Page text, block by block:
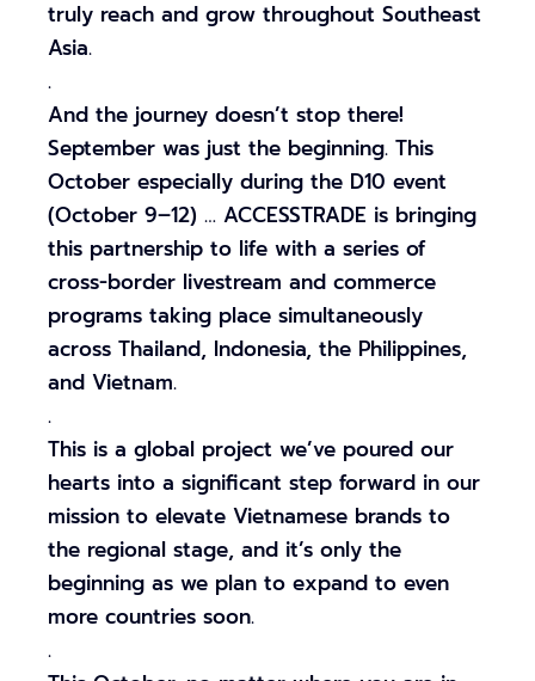
truly reach and grow throughout Southeast
Asia.
.
And the journey doesn’t stop there!
September was just the beginning. This
October especially during the D10 event
(October 9–12) … ACCESSTRADE is bringing
this partnership to life with a series of
cross-border livestream and commerce
programs taking place simultaneously
across Thailand, Indonesia, the Philippines,
and Vietnam.
.
This is a global project we’ve poured our
hearts into a significant step forward in our
mission to elevate Vietnamese brands to
the regional stage, and it’s only the
beginning as we plan to expand to even
more countries soon.
.